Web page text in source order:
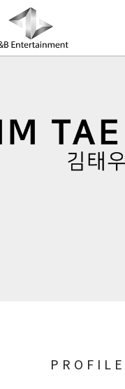
COMPANY
PROFILE